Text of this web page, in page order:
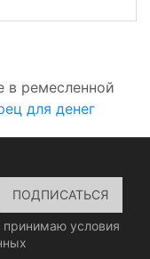
в ремесленной
для денег
условия